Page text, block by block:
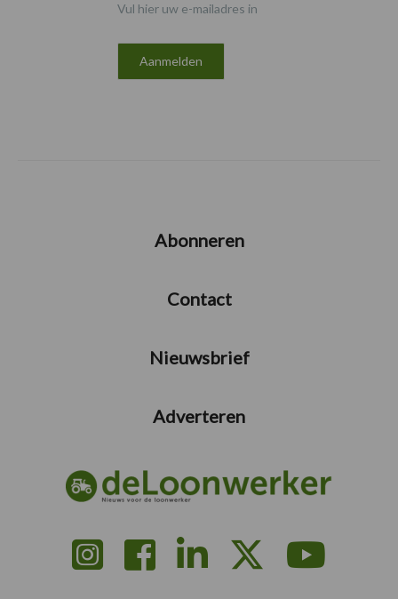
Vul hier uw e-mailadres in
Abonneren
Contact
Nieuwsbrief
Adverteren